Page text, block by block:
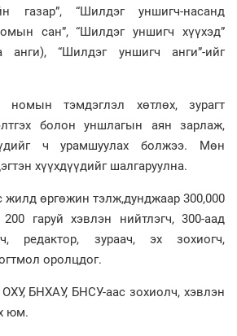
газар”, “Шилдэг уншигч-насанд
сан”, “Шилдэг уншигч хүүхэд”
анги), “Шилдэг уншигч анги”-ийг
номын тэмдэглэл хөтлөх, зурагт
болон уншлагын аян зарлаж,
ч урамшуулах болжээ. Мөн
хүүхдүүдийг шалгаруулна.
өргөжин тэлж,дунджаар 300,000
гаруй хэвлэн нийтлэгч, 300-аад
редактор, зураач, эх зохиогч,
оролцдог.
БНХАУ, БНСУ-аас зохиолч, хэвлэн
юм.